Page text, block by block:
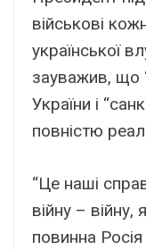
військові
української
зауважив, що
України і
повністю
“Це наші
війну – війну,
повинна